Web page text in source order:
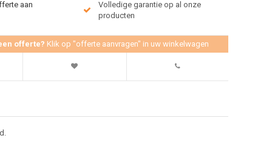
aan
Volledige garantie op al onze
producten
offerte? Klik op "offerte aanvragen" in uw winkelwagen